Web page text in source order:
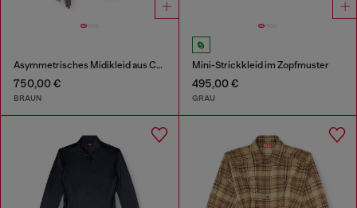
Asymmetrisches Midikleid aus Chiffon und Seiden-Crêpe
750,00 €
BRAUN
Mini-Strickkleid im Zopfmuster
495,00 €
GRAU